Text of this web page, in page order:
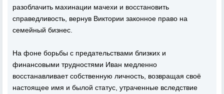
разоблачить махинации мачехи и восстановить
справедливость, вернув Виктории законное право на
семейный бизнес.
На фоне борьбы с предательствами близких и
финансовыми трудностями Иван медленно
восстанавливает собственную личность, возвращая своё
настоящее имя и былой статус, утраченные вследствие